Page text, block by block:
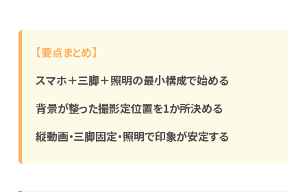
【要点まとめ】
スマホ＋三脚＋照明の最小構成で始める
背景が整った撮影定位置を1か所決める
縦動画・三脚固定・照明で印象が安定する